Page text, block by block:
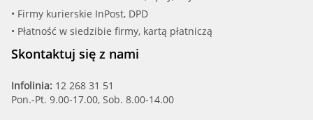
• Firmy kurierskie InPost, DPD
• Płatność w siedzibie firmy, kartą płatniczą
Skontaktuj się z nami
Infolinia: 12 268 31 51
Pon.-Pt. 9.00-17.00, Sob. 8.00-14.00